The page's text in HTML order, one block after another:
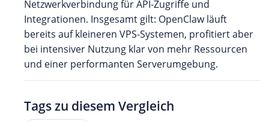
Netzwerkverbindung für API-Zugriffe und
Integrationen. Insgesamt gilt: OpenClaw läuft
bereits auf kleineren VPS-Systemen, profitiert aber
bei intensiver Nutzung klar von mehr Ressourcen
und einer performanten Serverumgebung.
Tags zu diesem Vergleich